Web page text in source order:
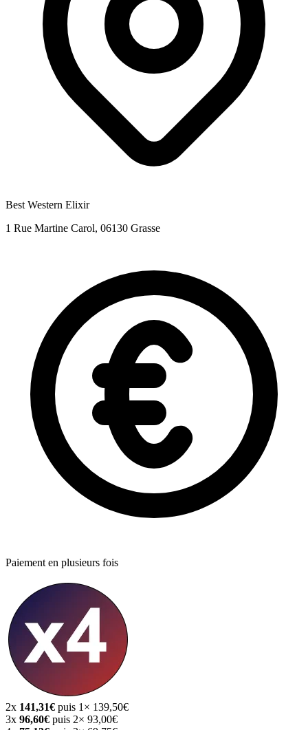
Best Western Elixir
1 Rue Martine Carol, 06130 Grasse
Paiement en plusieurs fois
2x 141,31€ puis 1× 139,50€
3x 96,60€ puis 2× 93,00€